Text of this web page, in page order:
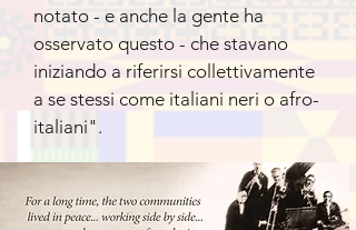
notato - e anche la gente ha
osservato questo - che stavano
iniziando a riferirsi collettivamente
a se stessi come italiani neri o afro-
italiani".